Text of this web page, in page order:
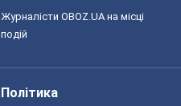
Журналісти OBOZ.UA на місці
подій
Політика